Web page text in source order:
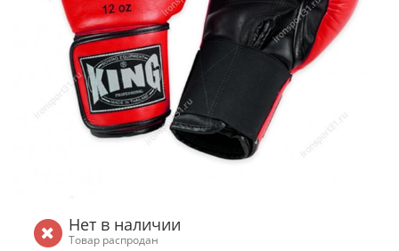
Нет в наличии
Товар распродан